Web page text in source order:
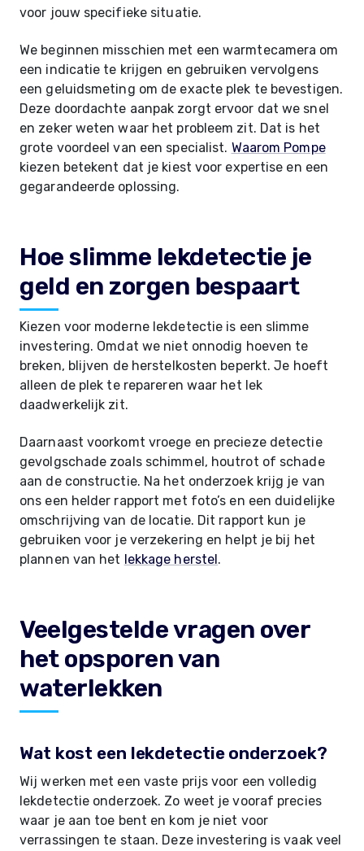
voor jouw specifieke situatie.
We beginnen misschien met een warmtecamera om
een indicatie te krijgen en gebruiken vervolgens
een geluidsmeting om de exacte plek te bevestigen.
Deze doordachte aanpak zorgt ervoor dat we snel
en zeker weten waar het probleem zit. Dat is het
grote voordeel van een specialist. Waarom Pompe
kiezen betekent dat je kiest voor expertise en een
gegarandeerde oplossing.
Hoe slimme lekdetectie je
geld en zorgen bespaart
Kiezen voor moderne lekdetectie is een slimme
investering. Omdat we niet onnodig hoeven te
breken, blijven de herstelkosten beperkt. Je hoeft
alleen de plek te repareren waar het lek
daadwerkelijk zit.
Daarnaast voorkomt vroege en precieze detectie
gevolgschade zoals schimmel, houtrot of schade
aan de constructie. Na het onderzoek krijg je van
ons een helder rapport met foto’s en een duidelijke
omschrijving van de locatie. Dit rapport kun je
gebruiken voor je verzekering en helpt je bij het
plannen van het lekkage herstel.
Veelgestelde vragen over
het opsporen van
waterlekken
Wat kost een lekdetectie onderzoek?
Wij werken met een vaste prijs voor een volledig
lekdetectie onderzoek. Zo weet je vooraf precies
waar je aan toe bent en kom je niet voor
verrassingen te staan. Deze investering is vaak veel